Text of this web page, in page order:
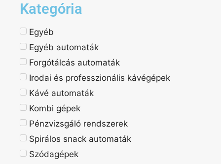
Kategória
Egyéb
Egyéb automaták
Forgótálcás automaták
Irodai és professzionális kávégépek
Kávé automaták
Kombi gépek
Pénzvizsgáló rendszerek
Spirálos snack automaták
Szódagépek